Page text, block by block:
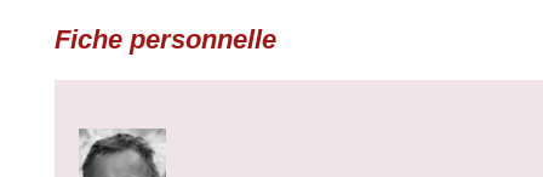
Fiche personnelle